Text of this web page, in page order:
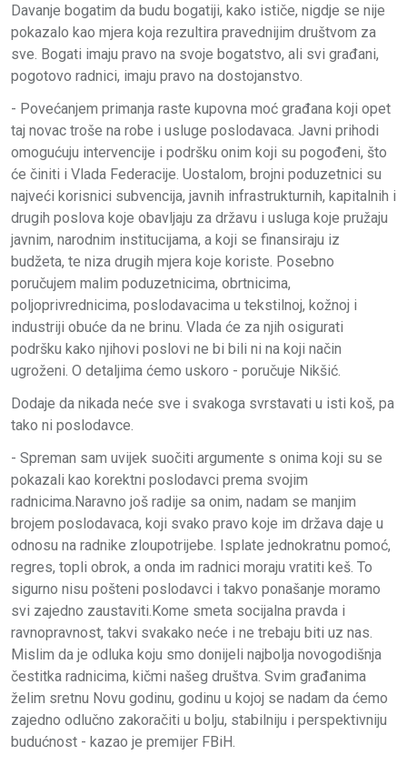
Davanje bogatim da budu bogatiji, kako ističe, nigdje se nije
pokazalo kao mjera koja rezultira pravednijim društvom za
sve. Bogati imaju pravo na svoje bogatstvo, ali svi građani,
pogotovo radnici, imaju pravo na dostojanstvo.
- Povećanjem primanja raste kupovna moć građana koji opet
taj novac troše na robe i usluge poslodavaca. Javni prihodi
omogućuju intervencije i podršku onim koji su pogođeni, što
će činiti i Vlada Federacije. Uostalom, brojni poduzetnici su
najveći korisnici subvencija, javnih infrastrukturnih, kapitalnih i
drugih poslova koje obavljaju za državu i usluga koje pružaju
javnim, narodnim institucijama, a koji se finansiraju iz
budžeta, te niza drugih mjera koje koriste. Posebno
poručujem malim poduzetnicima, obrtnicima,
poljoprivrednicima, poslodavacima u tekstilnoj, kožnoj i
industriji obuće da ne brinu. Vlada će za njih osigurati
podršku kako njihovi poslovi ne bi bili ni na koji način
ugroženi. O detaljima ćemo uskoro - poručuje Nikšić.
Dodaje da nikada neće sve i svakoga svrstavati u isti koš, pa
tako ni poslodavce.
- Spreman sam uvijek suočiti argumente s onima koji su se
pokazali kao korektni poslodavci prema svojim
radnicima.Naravno još radije sa onim, nadam se manjim
brojem poslodavaca, koji svako pravo koje im država daje u
odnosu na radnike zloupotrijebe. Isplate jednokratnu pomoć,
regres, topli obrok, a onda im radnici moraju vratiti keš. To
sigurno nisu pošteni poslodavci i takvo ponašanje moramo
svi zajedno zaustaviti.Kome smeta socijalna pravda i
ravnopravnost, takvi svakako neće i ne trebaju biti uz nas.
Mislim da je odluka koju smo donijeli najbolja novogodišnja
čestitka radnicima, kičmi našeg društva. Svim građanima
želim sretnu Novu godinu, godinu u kojoj se nadam da ćemo
zajedno odlučno zakoračiti u bolju, stabilniju i perspektivniju
budućnost - kazao je premijer FBiH.